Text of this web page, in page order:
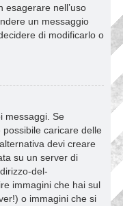
esagerare nell’uso
un messaggio
di modificarlo o
messaggi. Se
possibile caricare delle
devi creare
su un server di
del-
immagini che hai sul
o immagini che si